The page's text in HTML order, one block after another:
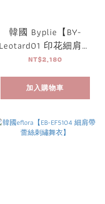
韓國 Byplie【BY-
Leotard01 印花細肩帶
舞衣】
NT$2,180
加入購物車